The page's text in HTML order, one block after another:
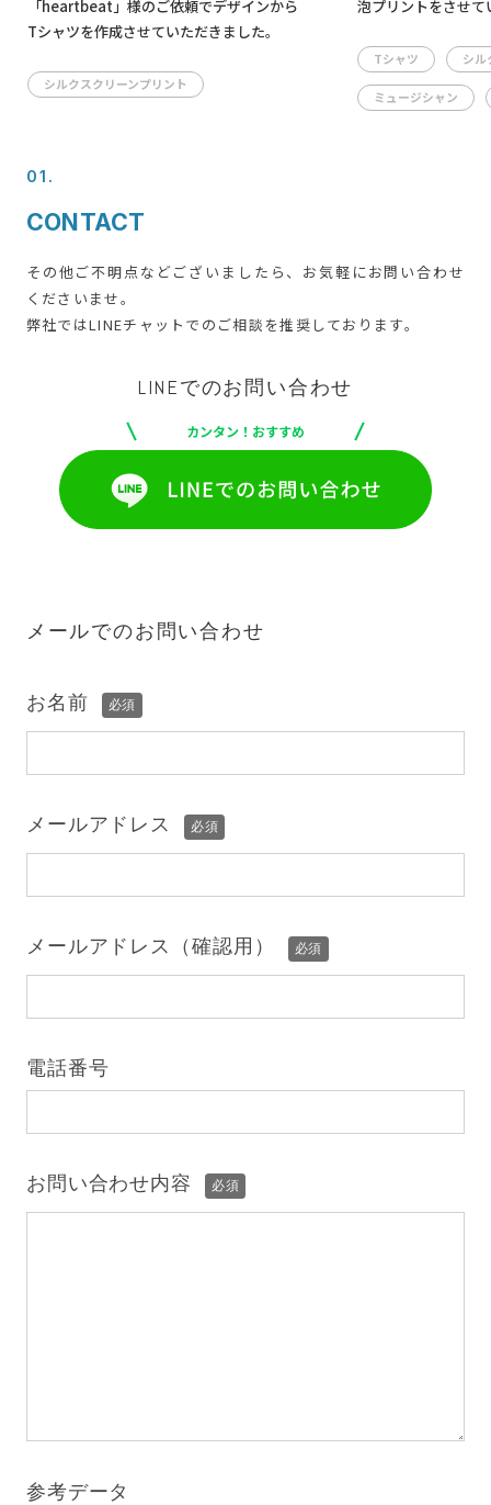
「heartbeat」様のご依頼でデザインから
Tシャツを作成させていただきました。
シルクスクリーンプリント
泡プリントをさせ
Tシャツ シル
ミュージシャン
01.
CONTACT
その他ご不明点などございましたら、お気軽にお問い合わせ
くださいませ。
弊社ではLINEチャットでのご相談を推奨しております。
LINEでのお問い合わせ
カンタン！おすすめ
メールでのお問い合わせ
お名前 必須
メールアドレス 必須
メールアドレス（確認用） 必須
電話番号
お問い合わせ内容 必須
参考データ